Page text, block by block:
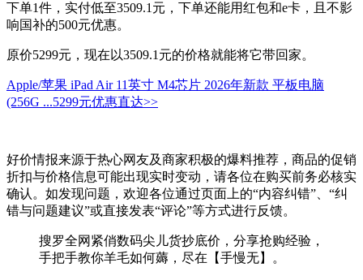
下单1件，实付低至3509.1元，下单还能用红包和e卡，且不影
响国补的500元优惠。
原价5299元，现在以3509.1元的价格就能将它带回家。
Apple/苹果 iPad Air 11英寸 M4芯片 2026年新款 平板电脑
(256G ...5299元优惠直达>>
好价情报来源于热心网友及商家积极的爆料推荐，商品的促销
折扣与价格信息可能出现实时变动，请各位在购买前务必核实
确认。如发现问题，欢迎各位通过页面上的“内容纠错”、“纠
错与问题建议”或直接发表“评论”等方式进行反馈。
搜罗全网紧俏数码尖儿货抄底价，分享抢购经验，
手把手教你羊毛如何薅，尽在【手慢无】。